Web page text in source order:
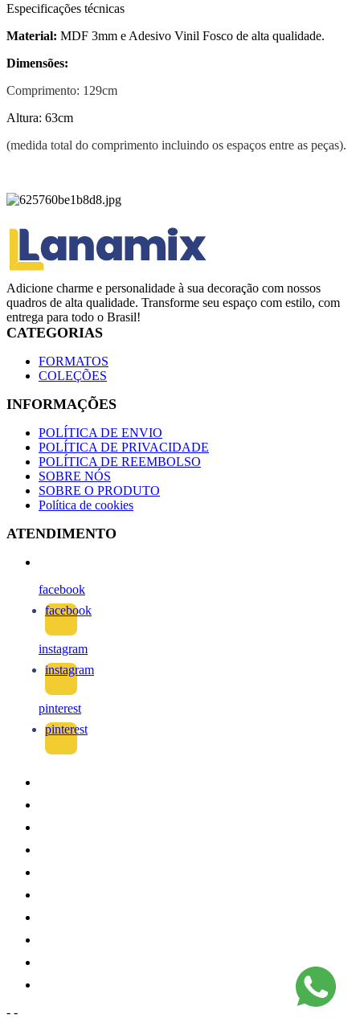
Especificações técnicas
Material: MDF 3mm e Adesivo Vinil Fosco de alta qualidade.
Dimensões:
Comprimento: 129cm
Altura: 63cm
(medida total do comprimento incluindo os espaços entre as peças).
Adicione charme e personalidade à sua decoração com nossos
quadros de alta qualidade. Transforme seu espaço com estilo, com
entrega para todo o Brasil!
CATEGORIAS
FORMATOS
COLEÇÕES
INFORMAÇÕES
POLÍTICA DE ENVIO
POLÍTICA DE PRIVACIDADE
POLÍTICA DE REEMBOLSO
SOBRE NÓS
SOBRE O PRODUTO
Política de cookies
ATENDIMENTO
facebook
facebook
instagram
instagram
pinterest
pinterest
- -